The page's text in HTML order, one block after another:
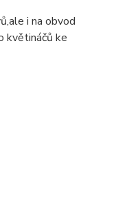
i na obvod
květináčů ke